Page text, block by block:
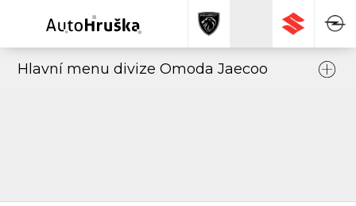
Hlavní menu divize Omoda Jaecoo